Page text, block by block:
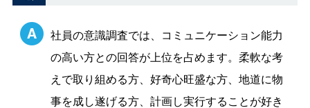
社員の意識調査では、コミュニケーション能力
の高い方との回答が上位を占めます。柔軟な考
えで取り組める方、好奇心旺盛な方、地道に物
事を成し遂げる方、計画し実行することが好き